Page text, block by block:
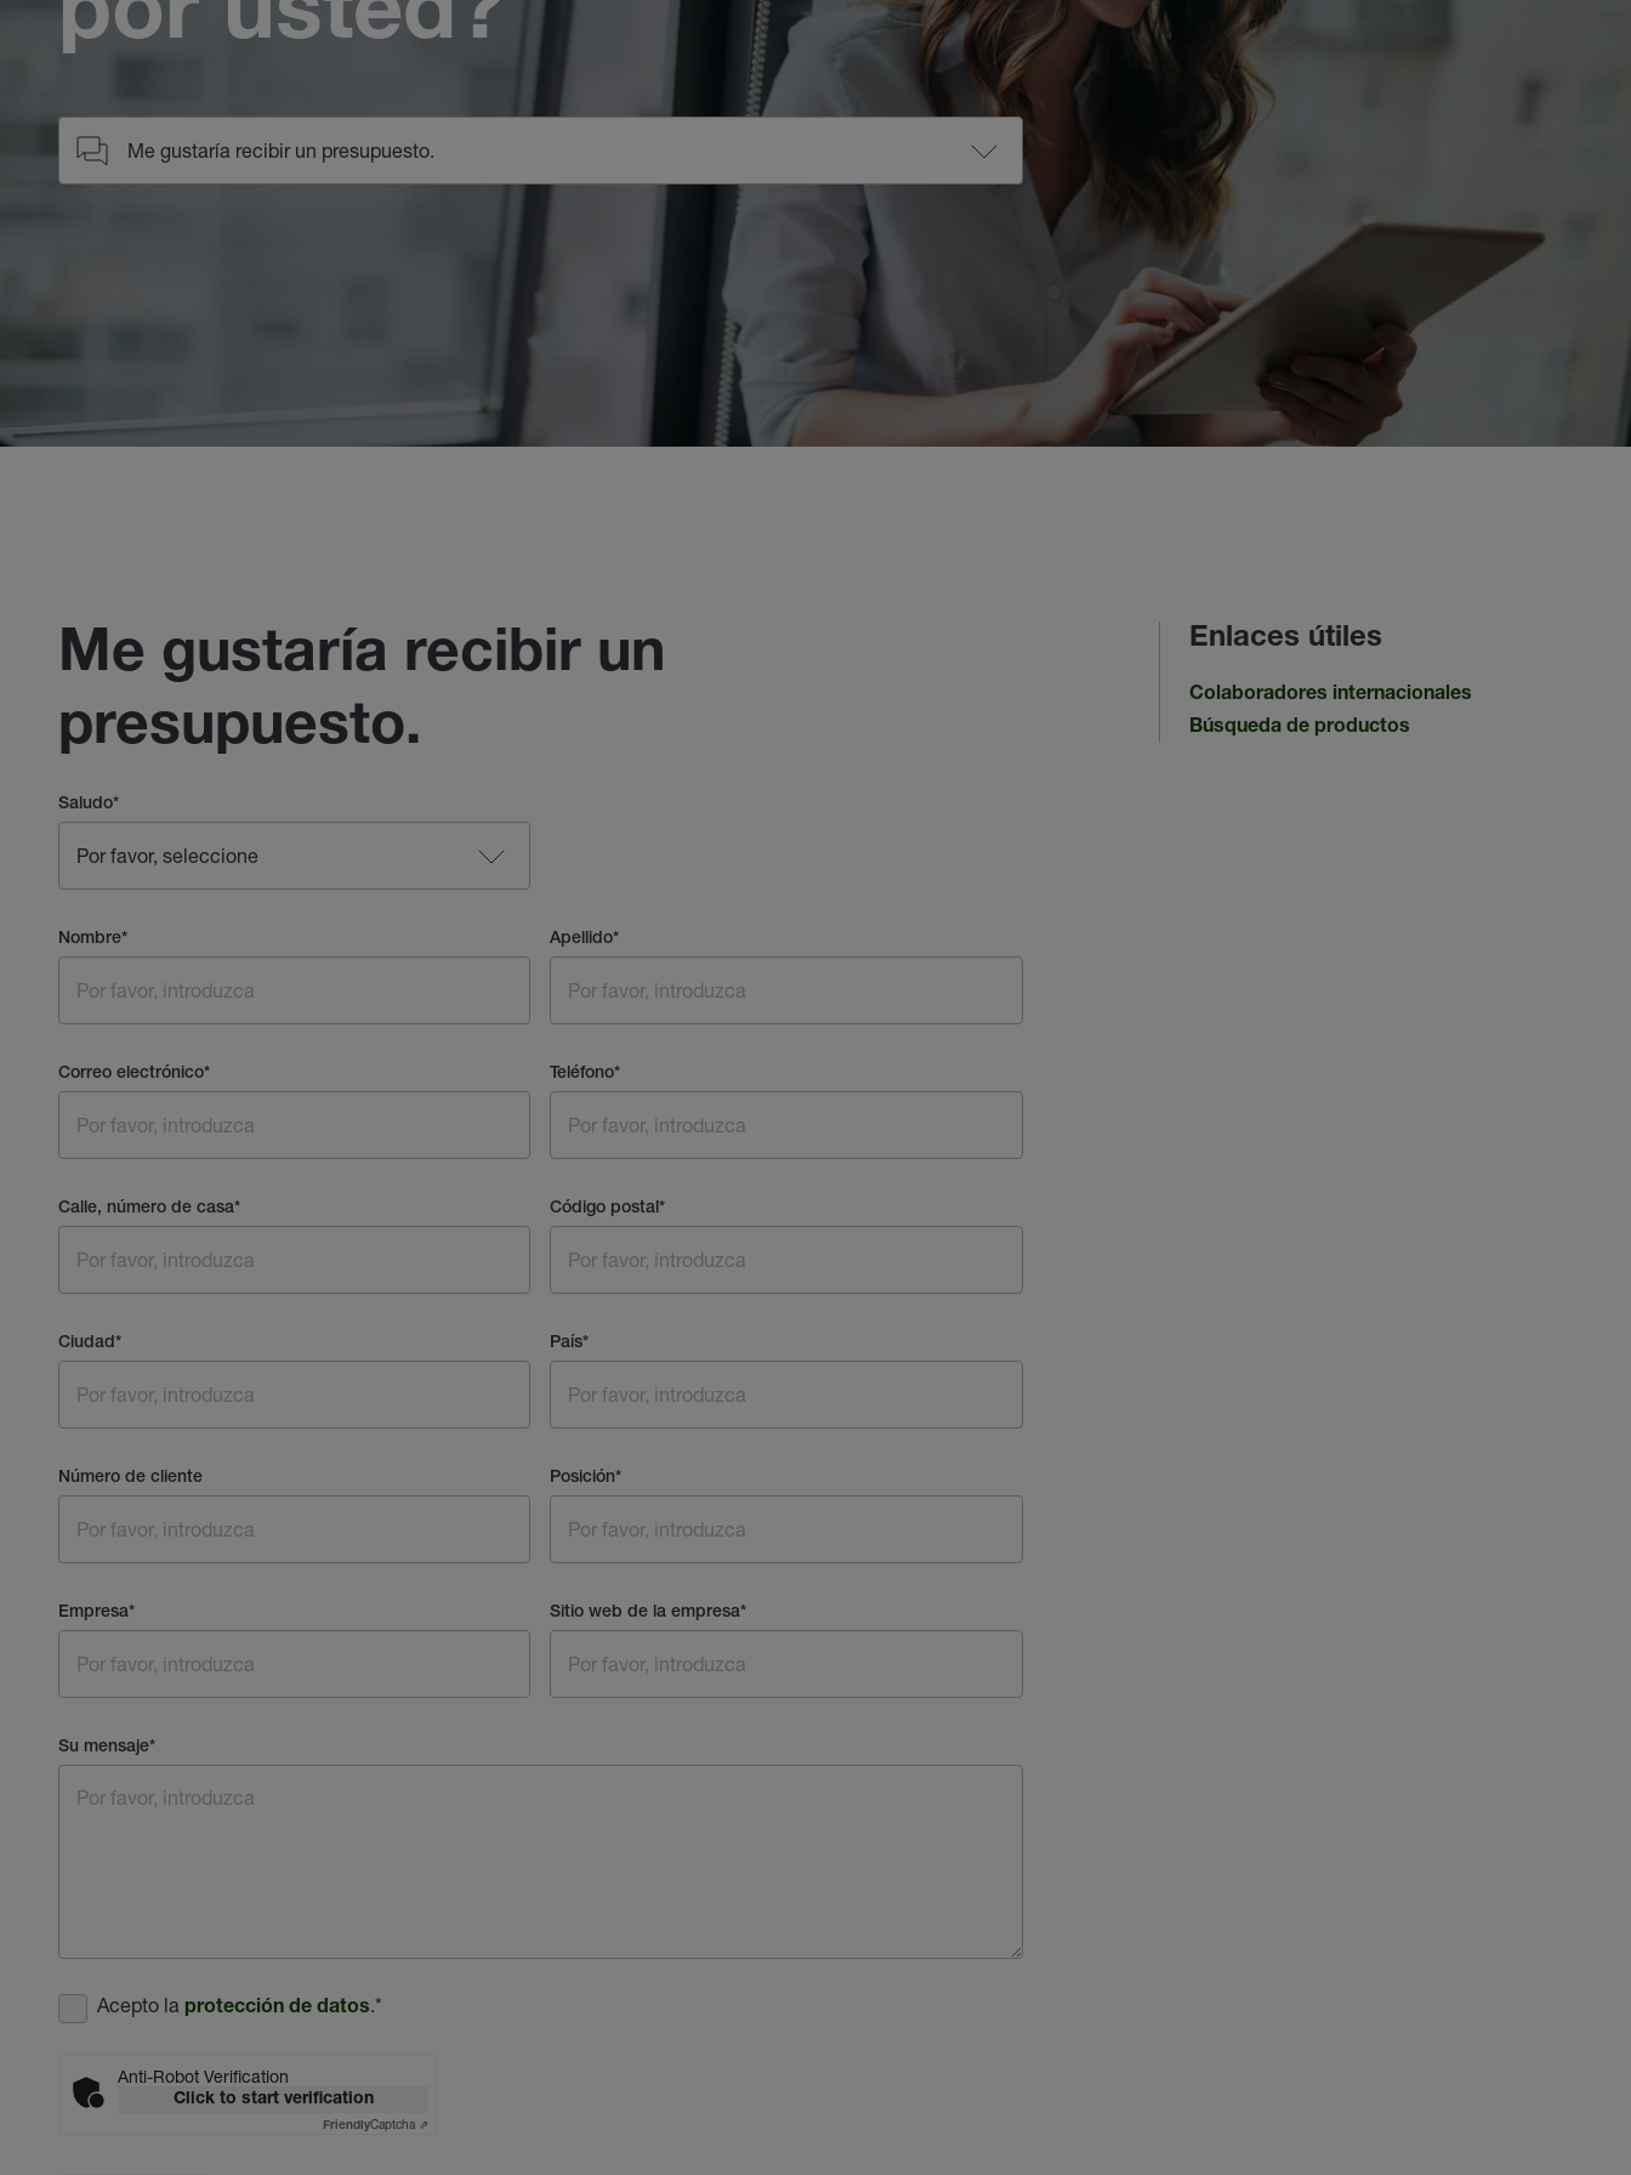
por usted?
Me gustaría recibir un
presupuesto.
Saludo*
Nombre* Apellido*
Correo electrónico* Teléfono*
Calle, número de casa* Código postal*
Ciudad* País*
Número de cliente Posición*
Empresa* Sitio web de la empresa*
Su mensaje*
Acepto la protección de datos.*
Anti-Robot Verification
Click to start verification
FriendlyCaptcha ⇗
Enlaces útiles
Colaboradores internacionales
Búsqueda de productos